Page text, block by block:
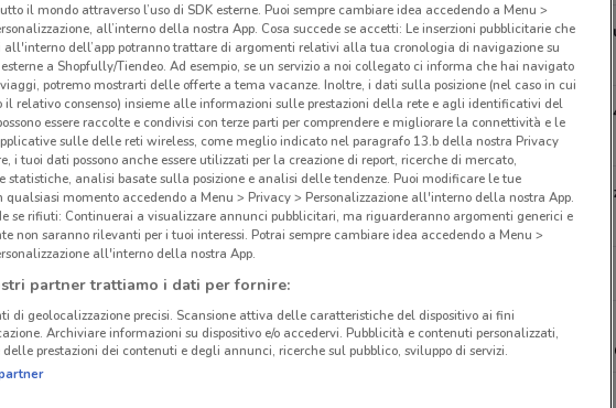
Piazza
9.5 km
Via Milano,
10.2 km
Via
11.9 km
BNL, offerte e
il mondo attraverso l’uso di SDK esterne. Puoi sempre cambiare idea accedendo a Menu >
all’interno della nostra App. Cosa succede se accetti: Le inserzioni pubblicitarie che
all'interno dell’app potranno trattare di argomenti relativi alla tua cronologia di navigazione su
a Shopfully/Tiendeo. Ad esempio, se un servizio a noi collegato ci informa che hai navigato
potremo mostrarti delle offerte a tema vacanze. Inoltre, i dati sulla posizione (nel caso in cui
il relativo consenso) insieme alle informazioni sulle prestazioni della rete e agli identificativi del
essere raccolte e condivisi con terze parti per comprendere e migliorare la connettività e le
sulle delle reti wireless, come meglio indicato nel paragrafo 13.b della nostra Privacy
i tuoi dati possono anche essere utilizzati per la creazione di report, ricerche di mercato,
statistiche, analisi basate sulla posizione e analisi delle tendenze. Puoi modificare le tue
qualsiasi momento accedendo a Menu > Privacy > Personalizzazione all'interno della nostra App.
se rifiuti: Continuerai a visualizzare annunci pubblicitari, ma riguarderanno argomenti generici e
non saranno rilevanti per i tuoi interessi. Potrai sempre cambiare idea accedendo a Menu >
all'interno della nostra App.
partner trattiamo i dati per fornire:
di geolocalizzazione precisi. Scansione attiva delle caratteristiche del dispositivo ai fini
Archiviare informazioni su dispositivo e/o accedervi. Pubblicità e contenuti personalizzati,
prestazioni dei contenuti e degli annunci, ricerche sul pubblico, sviluppo di servizi.